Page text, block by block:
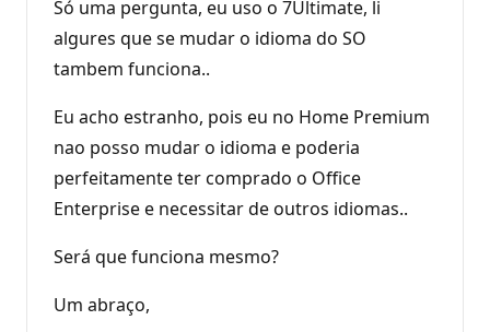
Só uma pergunta, eu uso o 7Ultimate, li
algures que se mudar o idioma do SO
tambem funciona..
Eu acho estranho, pois eu no Home Premium
nao posso mudar o idioma e poderia
perfeitamente ter comprado o Office
Enterprise e necessitar de outros idiomas..
Será que funciona mesmo?
Um abraço,